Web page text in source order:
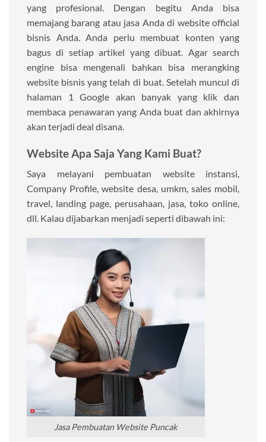
yang profesional. Dengan begitu Anda bisa
memajang barang atau jasa Anda di website official
bisnis Anda. Anda perlu membuat konten yang
bagus di setiap artikel yang dibuat. Agar search
engine bisa mengenali bahkan bisa merangking
website bisnis yang telah di buat. Setelah muncul di
halaman 1 Google akan banyak yang klik dan
membaca penawaran yang Anda buat dan akhirnya
akan terjadi deal disana.
Website Apa Saja Yang Kami Buat?
Saya melayani pembuatan website instansi,
Company Profile, website desa, umkm, sales mobil,
travel, landing page, perusahaan, jasa, toko online,
dll. Kalau dijabarkan menjadi seperti dibawah ini:
Jasa Pembuatan Website Puncak